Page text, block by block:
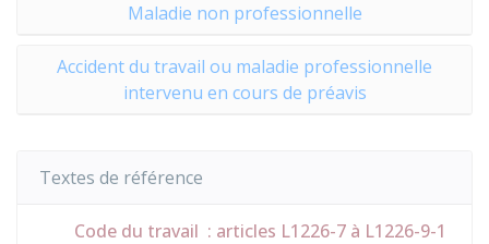
Maladie non professionnelle
Accident du travail ou maladie professionnelle
intervenu en cours de préavis
Textes de référence
Code du travail : articles L1226-7 à L1226-9-1